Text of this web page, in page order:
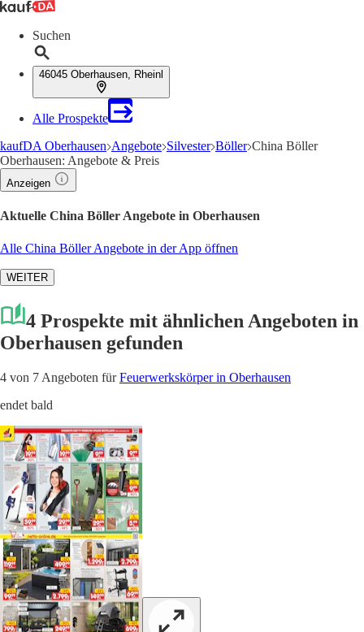
Suchen
46045 Oberhausen, Rheinl
Alle Prospekte
kaufDA Oberhausen Angebote Silvester Böller China Böller
Oberhausen: Angebote & Preis
Anzeigen
Aktuelle China Böller Angebote in Oberhausen
Alle China Böller Angebote in der App öffnen
WEITER
4 Prospekte mit ähnlichen Angeboten in
Oberhausen gefunden
4 von 7 Angeboten fürFeuerwerkskörper in Oberhausen
endet bald